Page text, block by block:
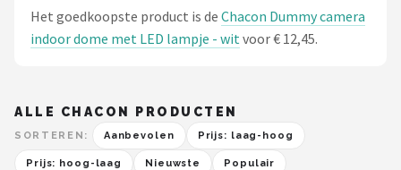
Het goedkoopste product is de Chacon Dummy camera
indoor dome met LED lampje - witvoor € 12,45.
ALLE CHACON PRODUCTEN
SORTEREN: Aanbevolen Prijs: laag-hoog
Prijs: hoog-laag Nieuwste Populair